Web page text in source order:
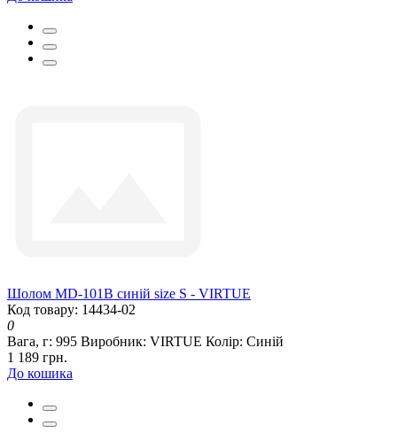
Шолом MD-101B синій size S - VIRTUE
Код товару: 14434-02
0
Вага, г: 995 Виробник: VIRTUE Колір: Синій
1 189 грн.
До кошика